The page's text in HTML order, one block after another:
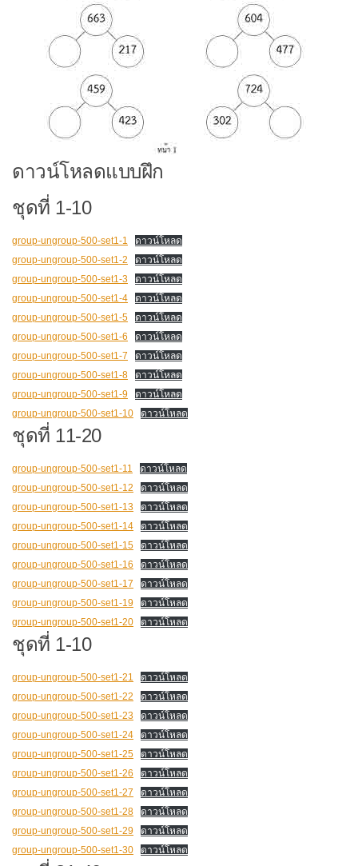
ดาวน์โหลดแบบฝึก
ชุดที่ 1-10
group-ungroup-500-set1-1
ดาวน์โหลด
group-ungroup-500-set1-2
ดาวน์โหลด
group-ungroup-500-set1-3
ดาวน์โหลด
group-ungroup-500-set1-4
ดาวน์โหลด
group-ungroup-500-set1-5
ดาวน์โหลด
group-ungroup-500-set1-6
ดาวน์โหลด
group-ungroup-500-set1-7
ดาวน์โหลด
group-ungroup-500-set1-8
ดาวน์โหลด
group-ungroup-500-set1-9
ดาวน์โหลด
group-ungroup-500-set1-10
ดาวน์โหลด
ชุดที่ 11-20
group-ungroup-500-set1-11
ดาวน์โหลด
group-ungroup-500-set1-12
ดาวน์โหลด
group-ungroup-500-set1-13
ดาวน์โหลด
group-ungroup-500-set1-14
ดาวน์โหลด
group-ungroup-500-set1-15
ดาวน์โหลด
group-ungroup-500-set1-16
ดาวน์โหลด
group-ungroup-500-set1-17
ดาวน์โหลด
group-ungroup-500-set1-19
ดาวน์โหลด
group-ungroup-500-set1-20
ดาวน์โหลด
ชุดที่ 1-10
group-ungroup-500-set1-21
ดาวน์โหลด
group-ungroup-500-set1-22
ดาวน์โหลด
group-ungroup-500-set1-23
ดาวน์โหลด
group-ungroup-500-set1-24
ดาวน์โหลด
group-ungroup-500-set1-25
ดาวน์โหลด
group-ungroup-500-set1-26
ดาวน์โหลด
group-ungroup-500-set1-27
ดาวน์โหลด
group-ungroup-500-set1-28
ดาวน์โหลด
group-ungroup-500-set1-29
ดาวน์โหลด
group-ungroup-500-set1-30
ดาวน์โหลด